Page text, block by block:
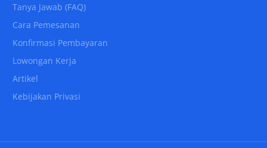
Tanya Jawab (FAQ)
Cara Pemesanan
Konfirmasi Pembayaran
Lowongan Kerja
Artikel
Kebijakan Privasi